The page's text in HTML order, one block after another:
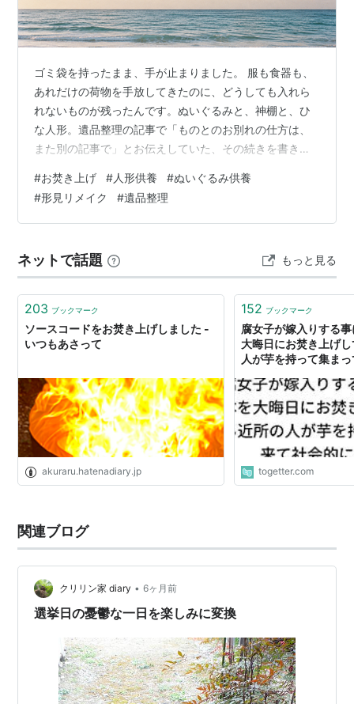
ゴミ袋を持ったまま、手が止まりました。 服も食器も、
あれだけの荷物を手放してきたのに、どうしても入れら
れないものが残ったんです。ぬいぐるみと、神棚と、ひ
な人形。遺品整理の記事で「ものとのお別れの仕方は、
また別の記事で」とお伝えしていた、その続きを書きま
お焚き上げをお願いした流れと、父の形見のパワースト
ーンをリメイクした話をまとめます。 遺品整理の半年間
の全体の話は、こちらの記事にまとめています。 → 遺品
リストになっていた どうしても捨てられなかった、ぬい
ぐるみ・神棚・ひな人形 決め手は「写真…
#お焚き上げ #人形供養 #ぬいぐるみ供養
#形見リメイク #遺品整理
ネットで話題 もっと見る
203 ブックマーク
ソースコードをお焚き上げしました -
いつもあさって
akuraru.hatenadiary.jp
152 ブックマーク
腐女子が嫁入りする
大晦日にお焚き上げ
人が芋を持って集ま
togetter.com
関連ブログ
クリリン家 diary • 6ヶ月前
選挙日の憂鬱な一日を楽しみに変換